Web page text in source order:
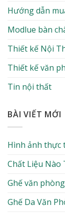
Hướng dẫn
Modlue bàn
Thiết kế Nội
Thiết kế văn
Tin nội thất
BÀI VIẾT MỚI
Hình ảnh thực
Chất Liệu Nào
Ghế văn
Ghế Da Văn